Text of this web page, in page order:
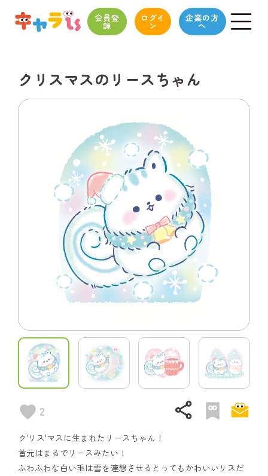
会員登
録
ログイ
ン
企業の方
へ
クリスマスのリースちゃん
2 share
ク'リス'マスに生まれたリースちゃん！
首元はまるでリースみたい！
ふわふわな白い毛は雪を連想させるとってもかわいいリスだ